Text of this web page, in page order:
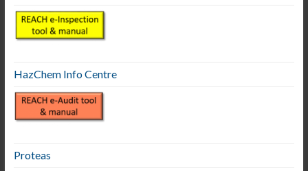
HazChem Info Centre
Proteas